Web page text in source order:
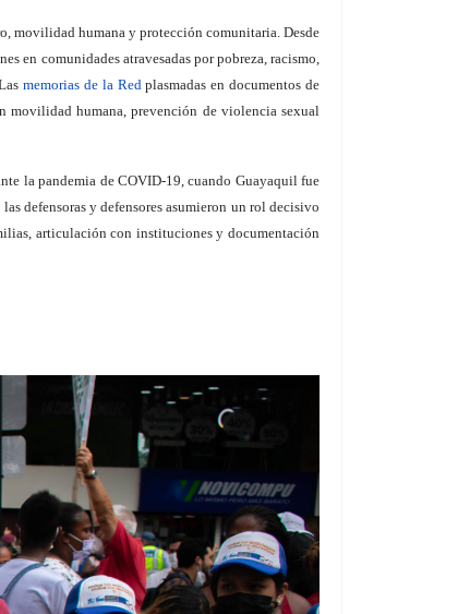
movilidad humana y protección comunitaria. Desde
en comunidades atravesadas por pobreza, racismo,
memorias de la Red plasmadas en documentos de
movilidad humana, prevención de violencia sexual
la pandemia de COVID-19, cuando Guayaquil fue
defensoras y defensores asumieron un rol decisivo
articulación con instituciones y documentación